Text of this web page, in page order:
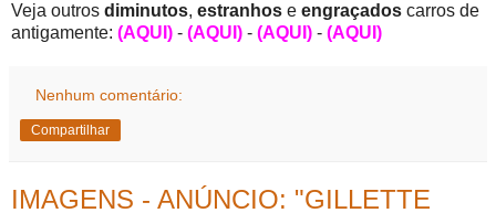
Veja outros diminutos, estranhos e engraçados carros de
antigamente: (AQUI) - (AQUI) - (AQUI) - (AQUI)
Nenhum comentário:
Compartilhar
IMAGENS - ANÚNCIO: "GILLETTE